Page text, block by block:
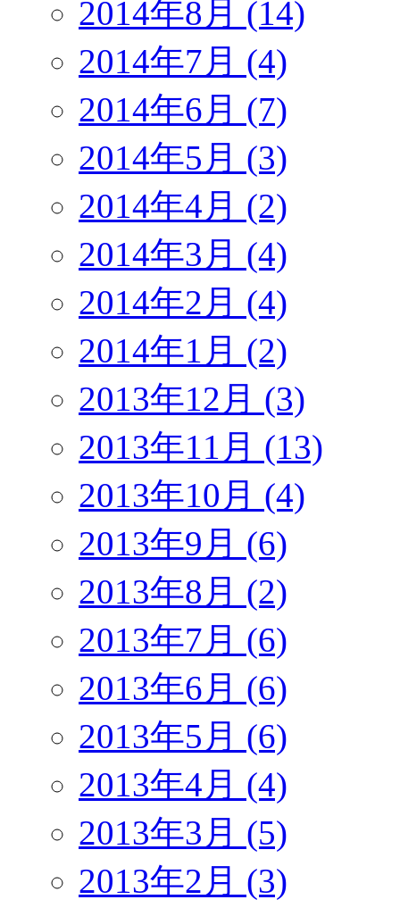
2014年8月 (14)
2014年7月 (4)
2014年6月 (7)
2014年5月 (3)
2014年4月 (2)
2014年3月 (4)
2014年2月 (4)
2014年1月 (2)
2013年12月 (3)
2013年11月 (13)
2013年10月 (4)
2013年9月 (6)
2013年8月 (2)
2013年7月 (6)
2013年6月 (6)
2013年5月 (6)
2013年4月 (4)
2013年3月 (5)
2013年2月 (3)